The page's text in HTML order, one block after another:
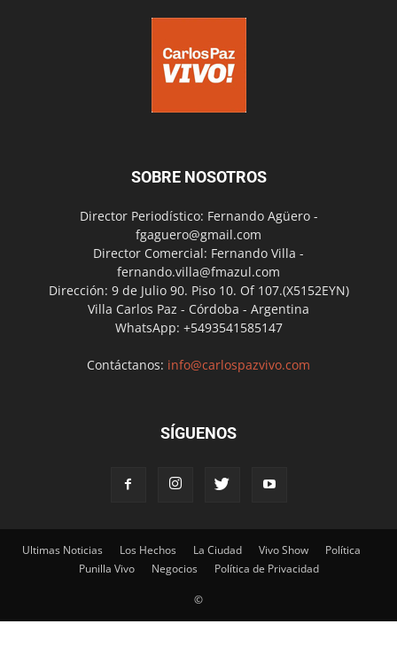
SOBRE NOSOTROS
Director Periodístico: Fernando Agüero -
fgaguero@gmail.com
Director Comercial: Fernando Villa -
fernando.villa@fmazul.com
Dirección: 9 de Julio 90. Piso 10. Of 107.(X5152EYN)
Villa Carlos Paz - Córdoba - Argentina
WhatsApp: +5493541585147
Contáctanos: info@carlospazvivo.com
SÍGUENOS
Ultimas Noticias Los Hechos La Ciudad Vivo Show
Política
Punilla Vivo
Negocios Política de Privacidad
©